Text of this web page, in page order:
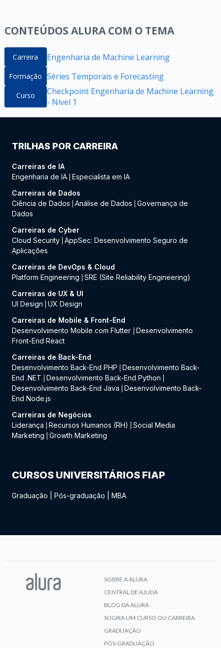
CONTEÚDOS ALURA COM O TEMA
Carreira Engenharia de Machine Learning
Formação Séries Temporais e Forecasting
Curso
Checkpoint Engenharia de Machine Learning
- Nível 1
TRILHAS POR CARREIRA
Carreiras de IA
Engenharia de IA Especialista em IA
Carreiras de Dados
Ciência de Dados
Análise de Dados
Governança de
Dados
Carreiras de Cyber
Cloud Security AppSec: Desenvolvimento Seguro de
Aplicações
Carreiras de DevOps & Cloud
Platform Engineering
SRE (Site Reliability Engineering)
Carreiras de UX & UI
UI Design
UX Design
Carreiras de Mobile & Front-End
Desenvolvimento Mobile com Flutter
Desenvolvimento
Front-End React
Carreiras de Back-End
Desenvolvimento Back-End PHP
Desenvolvimento Back-
End .NET
Desenvolvimento Back-End Python
Desenvolvimento Back-End Java
Desenvolvimento Back-
End Node.js
Carreiras de Negócios
Liderança
Recursos Humanos (RH)
Social Media
Marketing
Growth Marketing
CURSOS UNIVERSITÁRIOS FIAP
Graduação Pós-graduação MBA
SOBRE A ALURA
CENTRAL DE AJUDA
BLOG DA ALURA
SUGIRA UM CURSO OU CARREIRA
GRADUAÇÃO
PÓS-GRADUAÇÃO